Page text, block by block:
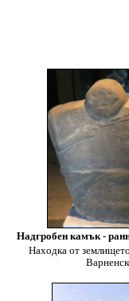
Надгробен камък -
Находка от